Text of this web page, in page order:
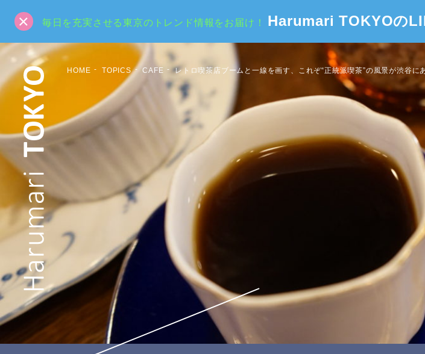
毎日を充実させる東京のトレンド情報をお届け！ Harumari TOKYOの
HOME TOPICS CAFE レトロ喫茶店ブームと一線を画す、これぞ“正統派喫茶”の風景が渋谷に